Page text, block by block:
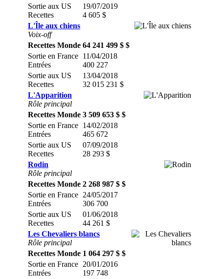
Sortie aux US
Recettes
19/07/2019
4 605 $
L'Île aux chiens
Voix-off
Recettes Monde 64 241 499 $ $
Sortie en France
Entrées
11/04/2018
400 227
Sortie aux US
Recettes
13/04/2018
32 015 231 $
L'Apparition
Rôle principal
Recettes Monde 3 509 653 $ $
Sortie en France
Entrées
14/02/2018
465 672
Sortie aux US
Recettes
07/09/2018
28 293 $
Rodin
Rôle principal
Recettes Monde 2 268 987 $ $
Sortie en France
Entrées
24/05/2017
306 700
Sortie aux US
Recettes
01/06/2018
44 261 $
Les Chevaliers blancs
Rôle principal
Recettes Monde 1 064 297 $ $
Sortie en France
Entrées
20/01/2016
197 748